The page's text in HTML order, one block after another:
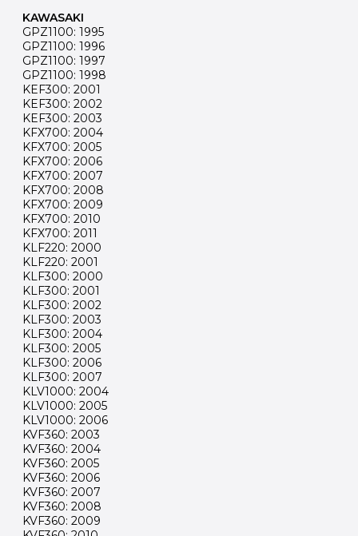
KAWASAKI
GPZ1100: 1995
GPZ1100: 1996
GPZ1100: 1997
GPZ1100: 1998
KEF300: 2001
KEF300: 2002
KEF300: 2003
KFX700: 2004
KFX700: 2005
KFX700: 2006
KFX700: 2007
KFX700: 2008
KFX700: 2009
KFX700: 2010
KFX700: 2011
KLF220: 2000
KLF220: 2001
KLF300: 2000
KLF300: 2001
KLF300: 2002
KLF300: 2003
KLF300: 2004
KLF300: 2005
KLF300: 2006
KLF300: 2007
KLV1000: 2004
KLV1000: 2005
KLV1000: 2006
KVF360: 2003
KVF360: 2004
KVF360: 2005
KVF360: 2006
KVF360: 2007
KVF360: 2008
KVF360: 2009